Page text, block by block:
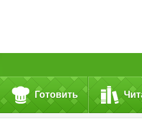
Готовить